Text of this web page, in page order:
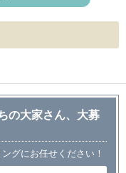
の大家さん、大募
グにお任せください！